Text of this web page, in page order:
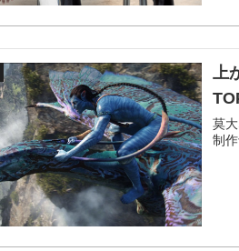
上
莫
制